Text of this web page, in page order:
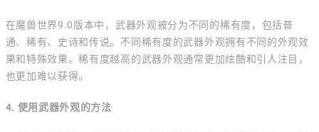
在魔兽世界9.0版本中，武器外观被分为不同的稀有度，包括普
通、稀有、史诗和传说。不同稀有度的武器外观拥有不同的外观效
果和特殊效果。稀有度越高的武器外观通常更加炫酷和引人注目，
也更加难以获得。
4. 使用武器外观的方法